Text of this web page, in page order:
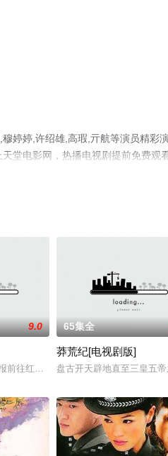
婷婷,许绍雄,高瑕,亓航等演员精彩
堂电影网，热播电视剧提前免费观
将军郝俊杰（李雪健 饰）预料到数年
更是处于水深火热之中。清兵侯三因
9.0
前往红军游击区，途中被保安团团长
65集全
莽荒纪[电视剧版]
盘古开天辟地直至三皇五